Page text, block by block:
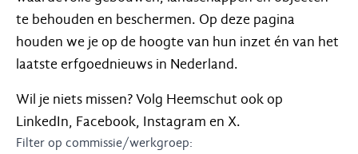
te behouden en beschermen. Op deze pagina
houden we je op de hoogte van hun inzet én van het
laatste erfgoednieuws in Nederland.
Wil je niets missen? Volg Heemschut ook op
LinkedIn, Facebook, Instagram en X.
Filter op commissie/werkgroep: